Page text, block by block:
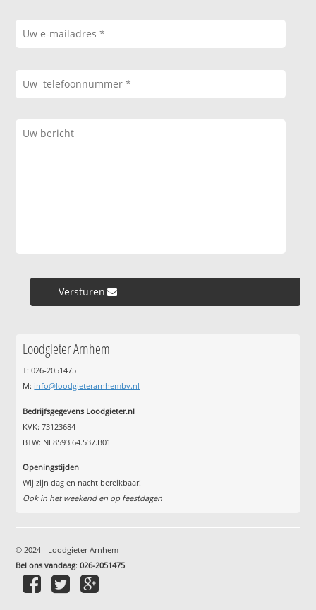
Versturen »
Loodgieter Arnhem
T: 026-2051475
M: info@loodgieterarnhembv.nl
Bedrijfsgegevens Loodgieter.nl
KVK: 73123684
BTW: NL8593.64.537.B01
Openingstijden
Wij zijn dag en nacht bereikbaar!
Ook in het weekend en op feestdagen
© 2024 - Loodgieter Arnhem
Bel ons vandaag:026-2051475